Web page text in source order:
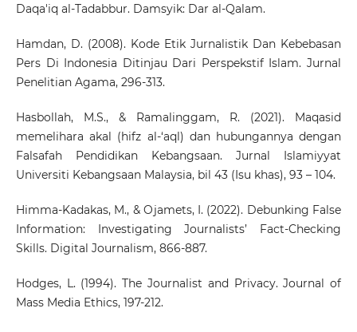
Daqa'iq al-Tadabbur. Damsyik: Dar al-Qalam.
Hamdan, D. (2008). Kode Etik Jurnalistik Dan Kebebasan
Pers Di Indonesia Ditinjau Dari Perspekstif Islam. Jurnal
Penelitian Agama, 296-313.
Hasbollah, M.S., & Ramalinggam, R. (2021). Maqasid
memelihara akal (hifz al-‘aql) dan hubungannya dengan
Falsafah Pendidikan Kebangsaan. Jurnal Islamiyyat
Universiti Kebangsaan Malaysia, bil 43 (Isu khas), 93 – 104.
Himma-Kadakas, M., & Ojamets, I. (2022). Debunking False
Information: Investigating Journalists’ Fact-Checking
Skills. Digital Journalism, 866-887.
Hodges, L. (1994). The Journalist and Privacy. Journal of
Mass Media Ethics, 197-212.